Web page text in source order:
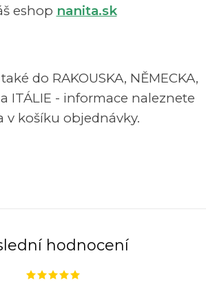
eshop nanita.sk
do RAKOUSKA, NĚMECKA,
a ITÁLIE - informace naleznete
v košíku objednávky.
hodnocení